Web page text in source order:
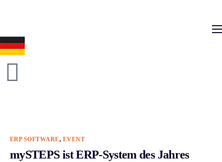
ERP Software
Support
Karriere
ERP SOFTWARE, EVENT
mySTEPS ist ERP-System des Jahres